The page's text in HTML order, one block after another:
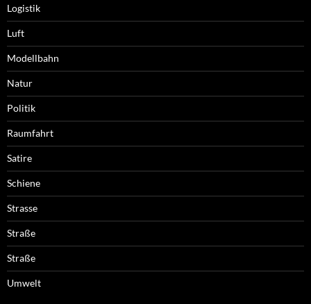
Logistik
Luft
Modellbahn
Natur
Politik
Raumfahrt
Satire
Schiene
Strasse
Straße
Straße
Umwelt